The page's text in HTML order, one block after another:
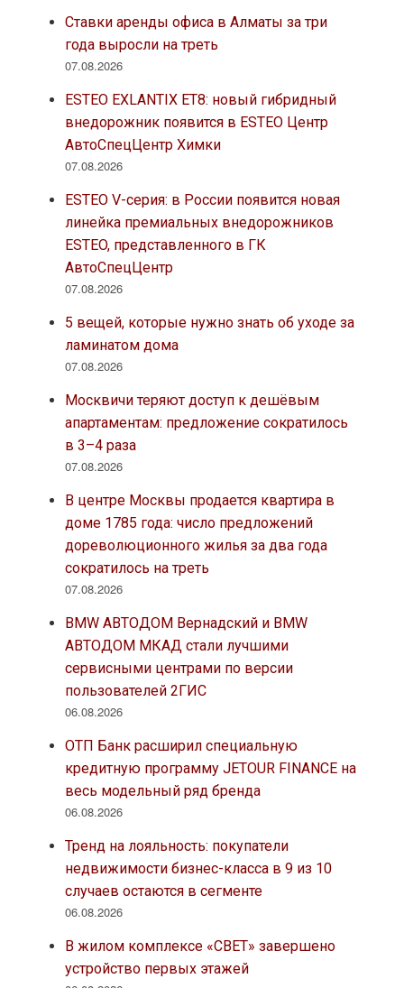
Ставки аренды офиса в Алматы за три
года выросли на треть
07.08.2026
ESTEO EXLANTIX ET8: новый гибридный
внедорожник появится в ESTEO Центр
АвтоСпецЦентр Химки
07.08.2026
ESTEO V-серия: в России появится новая
линейка премиальных внедорожников
ESTEO, представленного в ГК
АвтоСпецЦентр
07.08.2026
5 вещей, которые нужно знать об уходе за
ламинатом дома
07.08.2026
Москвичи теряют доступ к дешёвым
апартаментам: предложение сократилось
в 3–4 раза
07.08.2026
В центре Москвы продается квартира в
доме 1785 года: число предложений
дореволюционного жилья за два года
сократилось на треть
07.08.2026
BMW АВТОДОМ Вернадский и BMW
АВТОДОМ МКАД стали лучшими
сервисными центрами по версии
пользователей 2ГИС
06.08.2026
ОТП Банк расширил специальную
кредитную программу JETOUR FINANCE на
весь модельный ряд бренда
06.08.2026
Тренд на лояльность: покупатели
недвижимости бизнес-класса в 9 из 10
случаев остаются в сегменте
06.08.2026
В жилом комплексе «СВЕТ» завершено
устройство первых этажей